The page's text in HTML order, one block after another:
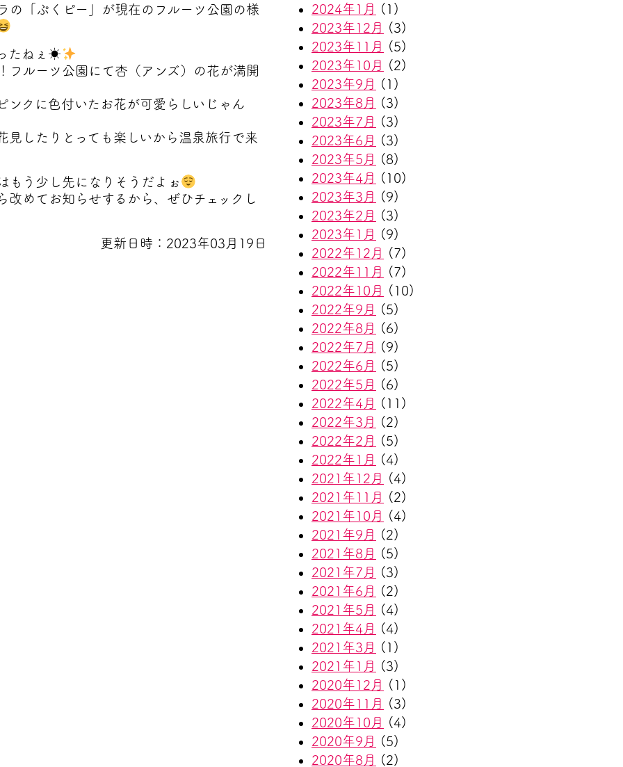
の「ぷくピー」が現在のフルーツ公園の様
たねぇ☀
フルーツ公園にて杏（アンズ）の花が満開
ンクに色付いたお花が可愛らしいじゃん
見したりとっても楽しいから温泉旅行で来
もう少し先になりそうだよぉ
改めてお知らせするから、ぜひチェックし
更新日時：2023年03月19日
2024年1月
(1)
2023年12月
(3)
2023年11月
(5)
2023年10月
(2)
2023年9月
(1)
2023年8月
(3)
2023年7月
(3)
2023年6月
(3)
2023年5月
(8)
2023年4月
(10)
2023年3月
(9)
2023年2月
(3)
2023年1月
(9)
2022年12月
(7)
2022年11月
(7)
2022年10月
(10)
2022年9月
(5)
2022年8月
(6)
2022年7月
(9)
2022年6月
(5)
2022年5月
(6)
2022年4月
(11)
2022年3月
(2)
2022年2月
(5)
2022年1月
(4)
2021年12月
(4)
2021年11月
(2)
2021年10月
(4)
2021年9月
(2)
2021年8月
(5)
2021年7月
(3)
2021年6月
(2)
2021年5月
(4)
2021年4月
(4)
2021年3月
(1)
2021年1月
(3)
2020年12月
(1)
2020年11月
(3)
2020年10月
(4)
2020年9月
(5)
2020年8月
(2)